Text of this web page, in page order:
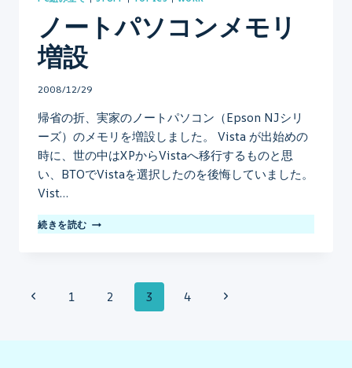
ノートパソコンメモリ
増設
By
2008/12/29
帰省の折、実家のノートパソコン（Epson NJシリ
ーズ）のメモリを増設しました。 Vista が出始めの
時に、世の中はXPからVistaへ移行するものと思
い、BTOでVistaを選択したのを後悔していました。
Vist…
続きを読む ノ
ー
ペ
前
1 2 3 4
次